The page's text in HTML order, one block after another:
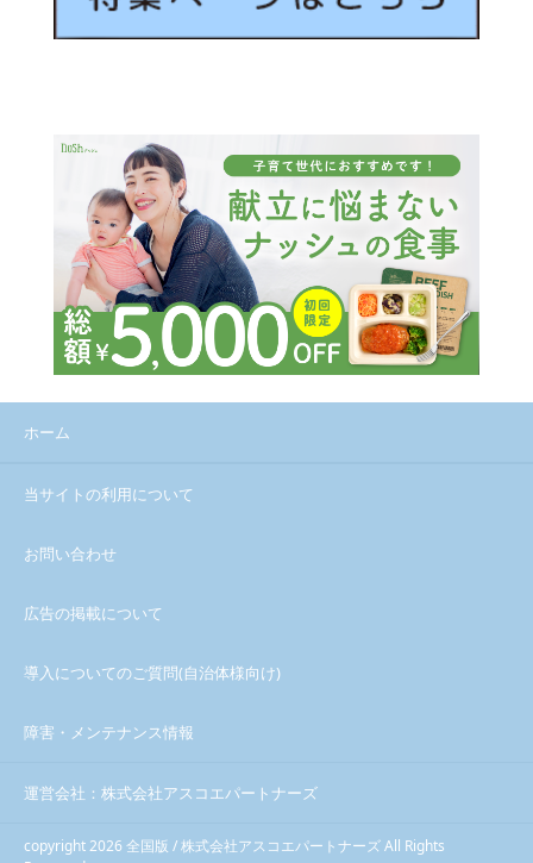
ホーム
当サイトの利用について
お問い合わせ
広告の掲載について
導入についてのご質問(自治体様向け)
障害・メンテナンス情報
運営会社：株式会社アスコエパートナーズ
copyright 2026 全国版 / 株式会社アスコエパートナーズ All Rights